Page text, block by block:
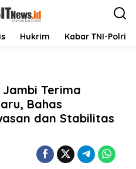
Hukrim Kabar TNI-Polri
Jambi Terima
Bahas
dan Stabilitas